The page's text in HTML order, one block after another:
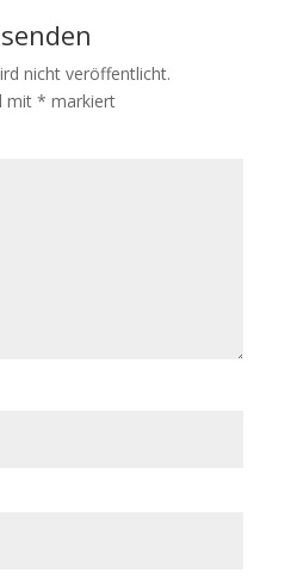
nicht veröffentlicht.
mit * markiert